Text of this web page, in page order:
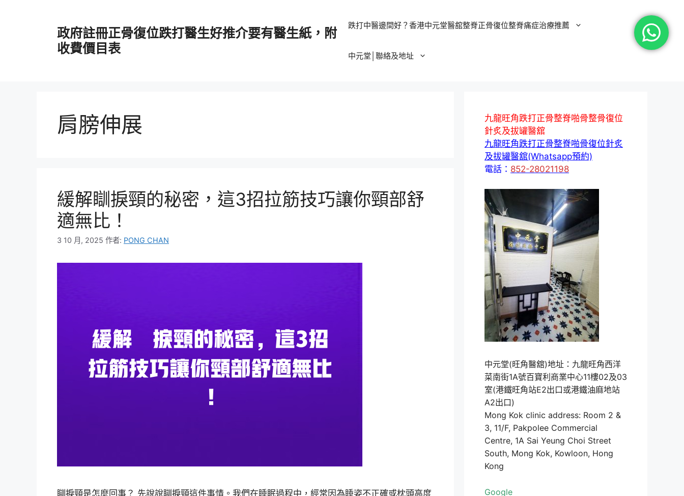
政府註冊正骨復位跌打醫生好推介要有醫生紙，附
收費價目表
跌打中醫邊間好？香港中元堂醫舘整脊正骨復位整脊痛症治療推薦
中元堂│聯絡及地址
肩膀伸展
緩解瞓捩頸的秘密，這3招拉筋技巧讓你頸部舒
適無比！
3 10 月, 2025 作者: PONG CHAN
瞓捩頸是怎麼回事？ 先說說瞓捩頸這件事情。我們在睡眠過程中，經常因為睡姿不正確或枕頭高度
九龍旺角跌打正骨整脊啪骨整骨復位
針炙及拔罐醫舘
九龍旺角跌打正骨整脊啪骨復位針炙
及拔罐醫舘(Whatsapp預約)
電話： 852-28021198
中元堂(旺角醫舘)地址：九龍旺角西洋
菜南街1A號百寶利商業中心11樓02及03
室(港鐵旺角站E2出口或港鐵油麻地站
A2出口)
Mong Kok clinic address: Room 2 &
3, 11/F, Pakpolee Commercial
Centre, 1A Sai Yeung Choi Street
South, Mong Kok, Kowloon, Hong
Kong
Google